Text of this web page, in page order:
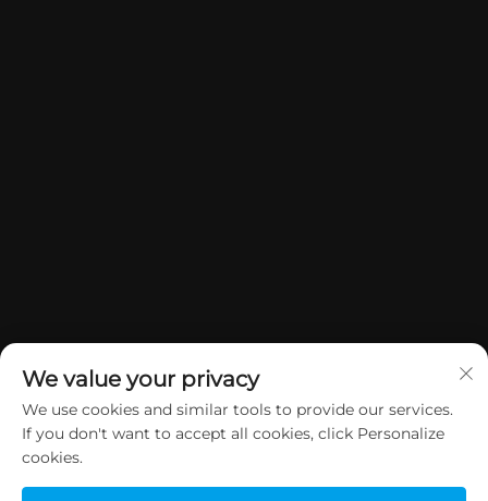
Copyright © 2026 China Dongguan Yuan Jie Gifts & Crafts Co., Ltd.
We value your privacy
We use cookies and similar tools to provide our services.
If you don't want to accept all cookies, click Personalize
cookies.